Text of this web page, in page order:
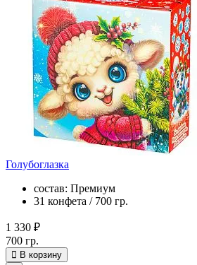
Голубоглазка
состав: Премиум
31 конфета / 700 гр.
1 330 ₽
700 гр.
В корзину